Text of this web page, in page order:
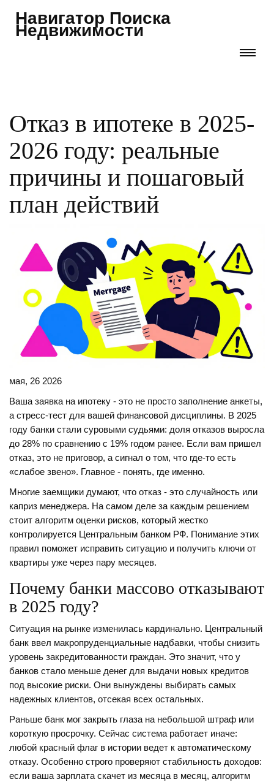
Навигатор Поиска
Недвижимости
Отказ в ипотеке в 2025-
2026 году: реальные
причины и пошаговый
план действий
мая, 26 2026
Ваша заявка на ипотеку - это не просто заполнение анкеты,
а стресс-тест для вашей финансовой дисциплины. В 2025
году банки стали суровыми судьями: доля отказов выросла
до 28% по сравнению с 19% годом ранее. Если вам пришел
отказ, это не приговор, а сигнал о том, что где-то есть
«слабое звено». Главное - понять, где именно.
Многие заемщики думают, что отказ - это случайность или
каприз менеджера. На самом деле за каждым решением
стоит алгоритм оценки рисков, который жестко
контролируется Центральным банком РФ. Понимание этих
правил поможет исправить ситуацию и получить ключи от
квартиры уже через пару месяцев.
Почему банки массово отказывают
в 2025 году?
Ситуация на рынке изменилась кардинально. Центральный
банк ввел макропруденциальные надбавки, чтобы снизить
уровень закредитованности граждан. Это значит, что у
банков стало меньше денег для выдачи новых кредитов
под высокие риски. Они вынуждены выбирать самых
надежных клиентов, отсекая всех остальных.
Раньше банк мог закрыть глаза на небольшой штраф или
короткую просрочку. Сейчас система работает иначе:
любой красный флаг в истории ведет к автоматическому
отказу. Особенно строго проверяют стабильность доходов:
если ваша зарплата скачет из месяца в месяц, алгоритм